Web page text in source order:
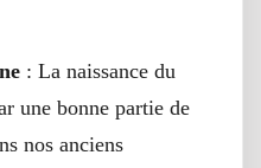
: La naissance du
une bonne partie de
nos anciens